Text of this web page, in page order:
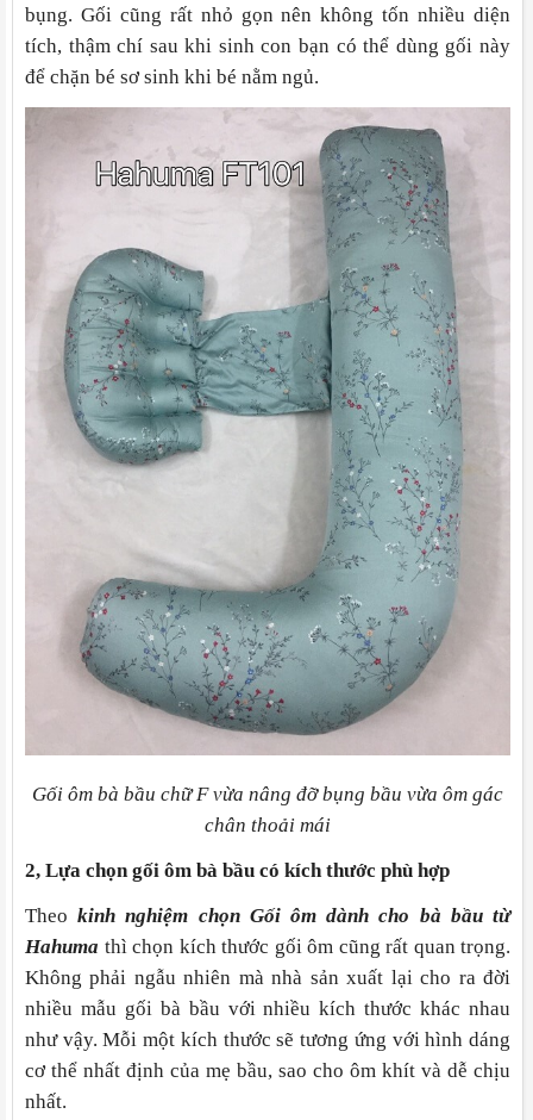
bụng. Gối cũng rất nhỏ gọn nên không tốn nhiều diện
tích, thậm chí sau khi sinh con bạn có thể dùng gối này
để chặn bé sơ sinh khi bé nằm ngủ.
Gối ôm bà bầu chữ F vừa nâng đỡ bụng bầu vừa ôm gác
chân thoải mái
2, Lựa chọn gối ôm bà bầu có kích thước phù hợp
Theokinh nghiệm chọn Gối ôm dành cho bà bầu từ
Hahuma thì chọn kích thước gối ôm cũng rất quan trọng.
Không phải ngẫu nhiên mà nhà sản xuất lại cho ra đời
nhiều mẫu gối bà bầu với nhiều kích thước khác nhau
như vậy. Mỗi một kích thước sẽ tương ứng với hình dáng
cơ thể nhất định của mẹ bầu, sao cho ôm khít và dễ chịu
nhất.